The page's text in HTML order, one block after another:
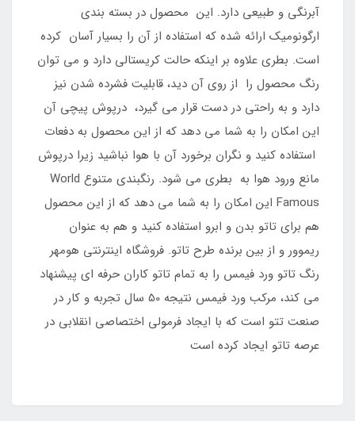
آبرنگی و طبیعی دارد. این محصول در بسته بندی
ارگونومیک ارائه شده که استفاده از آن را بسیار آسان کرده
است. بطری علاوه بر اینکه حالت کریستالی دارد و می توان
رنگ محصول را از روی آن دید، قابلیت فشرده شدن نیز
دارد و به راحتی در دست قرار می گیرد، درپوش پیچی آن
این امکان را به شما می دهد که از این محصول به دفعات
استفاده کنید و نگران برخورد آن با هوا نباشید زیرا درپوش
مانع ورود هوا به بطری می شود. رنگبندی متنوع World
Famous این امکان را به شما می دهد که از این محصول
هم برای تاتو بدن و ابرو استفاده کنید و هم به عنوان
ریموور و از بین برنده طرح تاتو. فروشگاه اینترنتی هومهر
رنگ تاتو ورد فیمس را به تمام تاتو کاران حرفه ای پیشنهاد
می کند، مرکب ورد فیمس نتیجه 50 سال تجربه و کار در
صنعت تتو است که با ایجاد فرمولی اختصاصی انقلابی در
عرصه تاتو ایجاد کرده است